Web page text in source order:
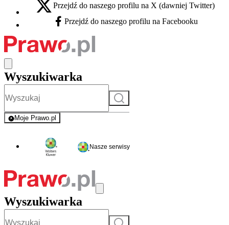
X - otwiera się w nowej karcie
Przejdź do naszego profilu na X (dawniej Twitter)
Facebook - otwiera się w nowej karcie
Przejdź do naszego profilu na Facebooku
Wyszukiwarka
Szukaj
Moje Prawo.pl
- rejestracja i logowanie do serwisu
Nasze serwisy
Wyszukiwarka
Szukaj